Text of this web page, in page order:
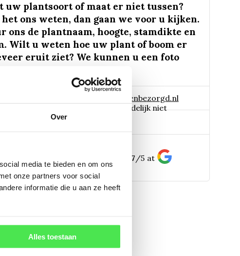
Over
media te bieden en om ons
onze partners voor social
informatie die u aan ze heeft
Alles toestaan
uw plantsoort of maat er niet tussen?
het ons weten, dan gaan we voor u kijken.
ons de plantnaam, hoogte, stamdikte en
Wilt u weten hoe uw plant of boom er
eruit ziet? We kunnen u een foto
info@tuinplantenbezorgd.nl
06 45 601 508 (tijdelijk niet
4.7 /5 at